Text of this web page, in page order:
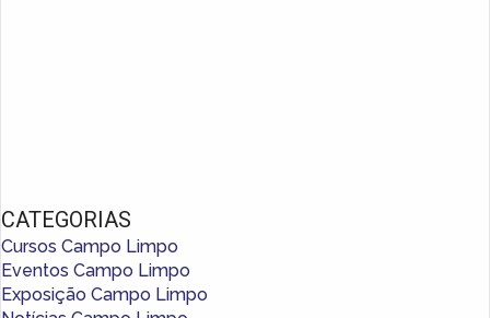
CATEGORIAS
Cursos Campo Limpo
Eventos Campo Limpo
Exposição Campo Limpo